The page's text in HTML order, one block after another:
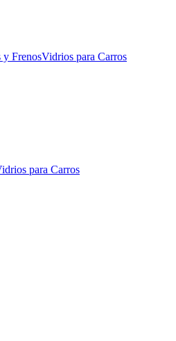
y FrenosVidrios para Carros
para Carros